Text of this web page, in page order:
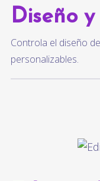
Diseño
Controla el diseño
personalizables.